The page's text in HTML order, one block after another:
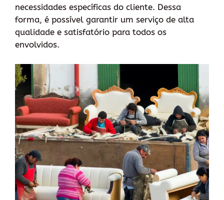
necessidades específicas do cliente. Dessa
forma, é possível garantir um serviço de alta
qualidade e satisfatório para todos os
envolvidos.